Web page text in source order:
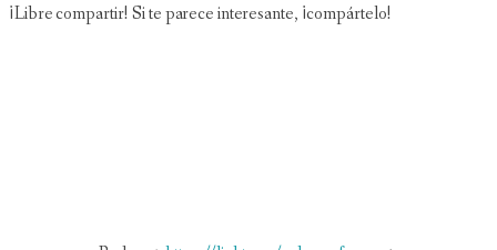
¡Libre compartir! Si te parece interesante, ¡compártelo!